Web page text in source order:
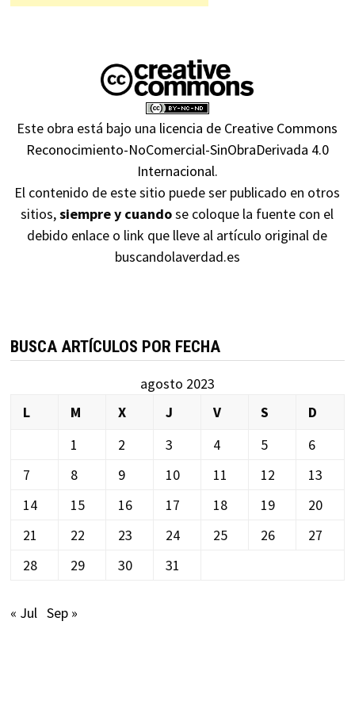
Este obra está bajo una licencia de Creative Commons
Reconocimiento-NoComercial-SinObraDerivada 4.0
Internacional.
El contenido de este sitio puede ser publicado en otros
sitios,siempre y cuandose coloque la fuente con el
debido enlace o link que lleve al artículo original de
buscandolaverdad.es
BUSCA ARTÍCULOS POR FECHA
agosto 2023
L
M X J V S
D
1
2 3 4 5
6
7
8 9 10 11 12
13
14
15 16 17 18 19
20
21
22 23 24 25 26
27
28
29 30 31
« Jul Sep »